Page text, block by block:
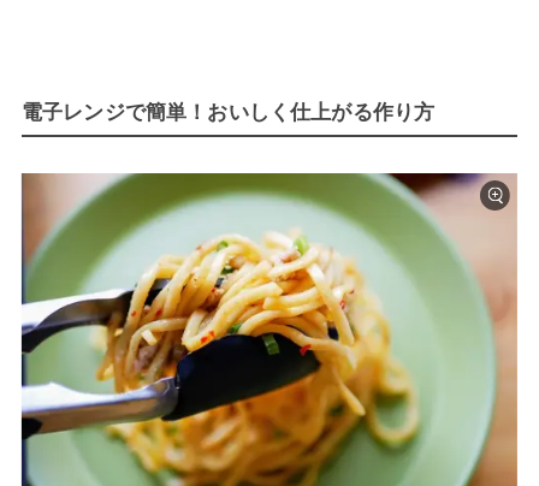
電子レンジで簡単！おいしく仕上がる作り方